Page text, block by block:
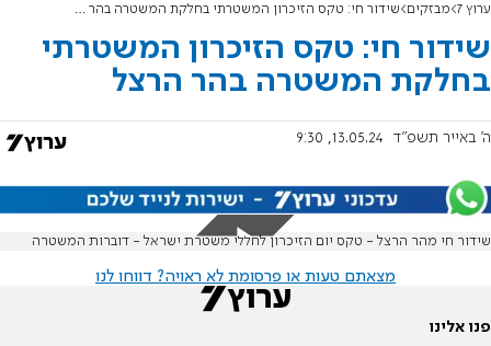
ערוץ 7 מבזקים שידור חי: טקס הזיכרון המשטרתי בחלקת המשטרה בהר הרצל
שידור חי: טקס הזיכרון המשטרתי
בחלקת המשטרה בהר הרצל
ה' באייר תשפ"ד 13.05.24, 9:30
שידור חי מהר הרצל - טקס יום הזיכרון לחללי משטרת ישראל - דוברות המשטרה
מצאתם טעות או פרסומת לא ראויה? דווחו לנו
פנו אלינו